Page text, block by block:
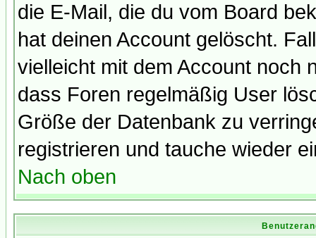
die E-Mail, die du vom Board
hat deinen Account gelöscht.
vielleicht mit dem Account noch
dass Foren regelmäßig User
Größe der Datenbank zu
registrieren und tauche wieder
Nach oben